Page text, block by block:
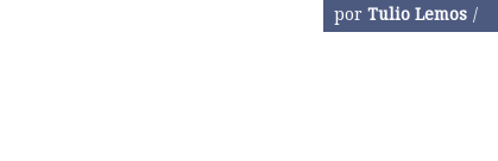
por Tulio Lemos